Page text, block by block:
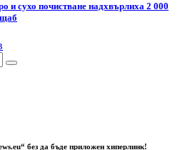
и сухо почистване надхвърлиха 2 000
без да бъде приложен хиперлинк!